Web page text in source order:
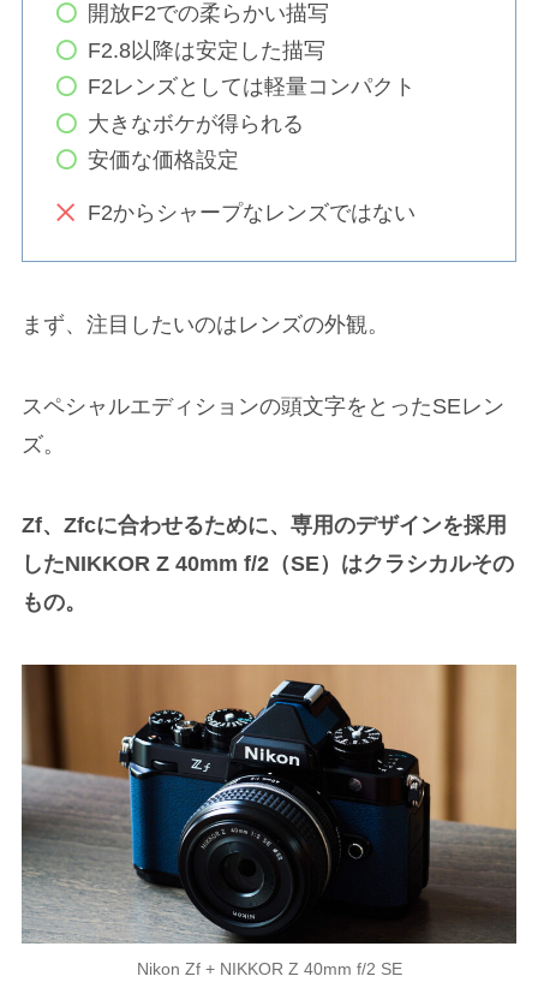
開放F2での柔らかい描写
F2.8以降は安定した描写
F2レンズとしては軽量コンパクト
大きなボケが得られる
安価な価格設定
F2からシャープなレンズではない
まず、注目したいのはレンズの外観。
スペシャルエディションの頭文字をとったSEレン
ズ。
Zf、Zfcに合わせるために、専用のデザインを採用
したNIKKOR Z 40mm f/2（SE）はクラシカルその
もの。
Nikon Zf + NIKKOR Z 40mm f/2 SE